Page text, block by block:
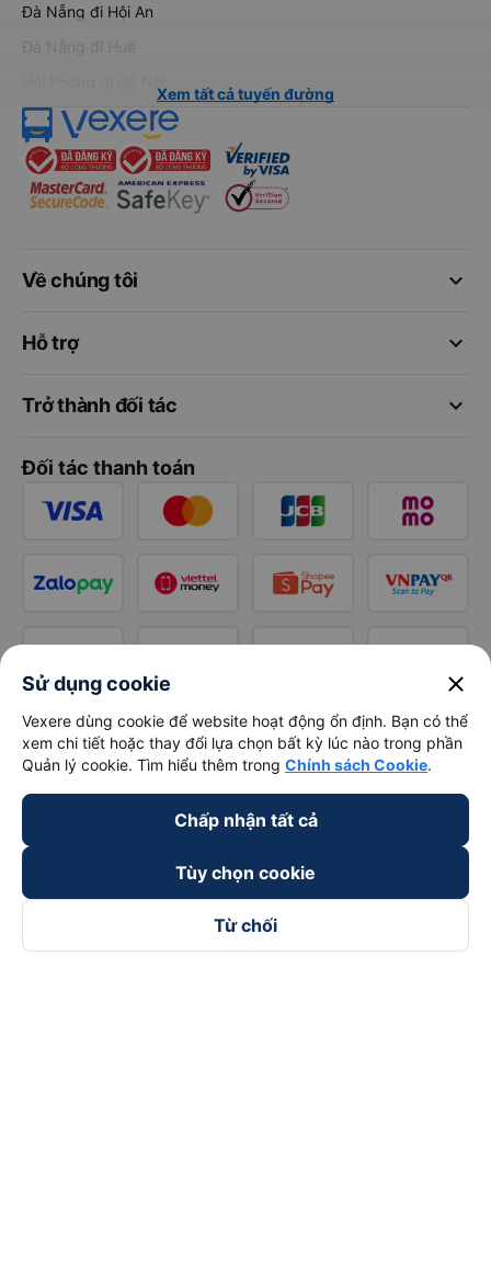
Đà Nẵng đi Hội An
Đà Nẵng đi Huế
Xem tất cả tuyến đường
keyboard_arrow_down
Về chúng tôi
keyboard_arrow_down
Hỗ trợ
keyboard_arrow_down
Trở thành đối tác
Đối tác thanh toán
Sử dụng cookie close
Vexere dùng cookie để website hoạt động ổn định. Bạn có thể
xem chi tiết hoặc thay đổi lựa chọn bất kỳ lúc nào trong phần
Quản lý cookie. Tìm hiểu thêm trong Chính sách Cookie.
Chấp nhận tất cả
Tùy chọn cookie
Từ chối